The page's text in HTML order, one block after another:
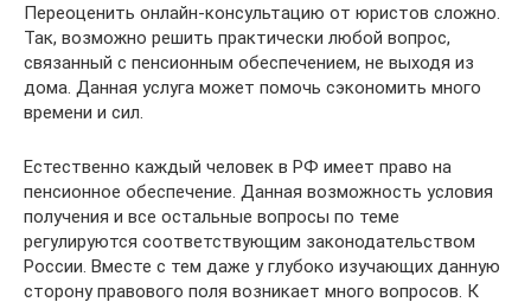
Переоценить онлайн-консультацию от юристов сложно.
Так, возможно решить практически любой вопрос,
связанный с пенсионным обеспечением, не выходя из
дома. Данная услуга может помочь сэкономить много
времени и сил.
Естественно каждый человек в РФ имеет право на
пенсионное обеспечение. Данная возможность условия
получения и все остальные вопросы по теме
регулируются соответствующим законодательством
России. Вместе с тем даже у глубоко изучающих данную
сторону правового поля возникает много вопросов. К